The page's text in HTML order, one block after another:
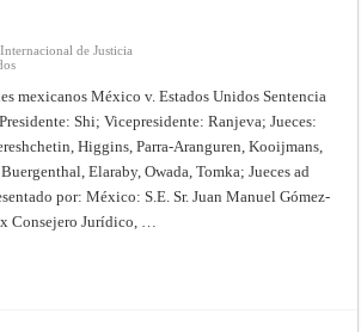
de Justicia
en
Y
OTROS
NACIONALES
(MÉXICO
CONTRA
LOS
ESTADOS
UNIDOS
DE
AMÉRICA)
mexicanos México v. Estados Unidos Sentencia
Shi; Vicepresidente: Ranjeva; Jueces:
Higgins, Parra-Aranguren, Kooijmans,
Elaraby, Owada, Tomka; Jueces ad
por: México: S.E. Sr. Juan Manuel Gómez-
Consejero Jurídico, …